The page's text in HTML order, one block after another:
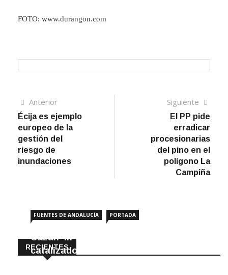
FOTO: www.durangon.com
Navegación
de
entradas
AnteriorArtículo
anterior
Écija es ejemplo
europeo de la
gestión del
riesgo de
inundaciones
Siguiente
El PP pide
erradicar
procesionarias
del pino en el
polígono La
Campiña
RECIENTES
FUENTES DE ANDALUCÍA PORTADA
Cazan ‘in fraganti’ a ladrones de
catalizadores